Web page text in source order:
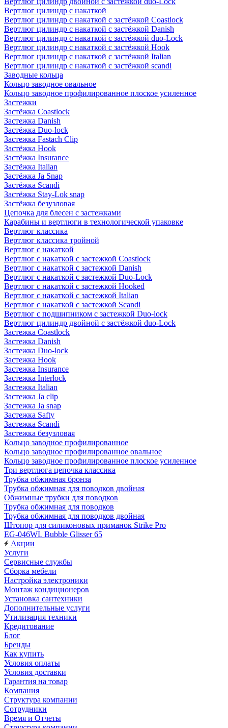
Вертлюг цилиндр с накаткой
Вертлюг цилиндр с накаткой с застёжкой Coastlock
Вертлюг цилиндр с накаткой с застёжкой Danish
Вертлюг цилиндр с накаткой с застёжкой duo-Lock
Вертлюг цилиндр с накаткой с застёжкой Hook
Вертлюг цилиндр с накаткой с застёжкой Italian
Вертлюг цилиндр с накаткой с застёжкой scandi
Заводные кольца
Кольцо заводное овальное
Кольцо заводное профилированное плоское усиленное
Застежки
Застёжка Coastlock
Застежка Danish
Застёжка Duo-lock
Застежка Fastach Clip
Застёжка Hook
Застёжка Insurance
Застёжка Italian
Застёжка Ja Snap
Застёжка Scandi
Застёжка Stay-Lok snap
Застёжка безузловая
Цепочка для блесен с застежками
Карабины и вертлюги в технологической упаковке
Вертлюг классика
Вертлюг классика тройной
Вертлюг с накаткой
Вертлюг с накаткой с застежкой Coastlock
Вертлюг с накаткой с застежкой Danish
Вертлюг с накаткой с застежкой Duo-Lock
Вертлюг с накаткой с застежкой Hooked
Вертлюг с накаткой с застежкой Italian
Вертлюг с накаткой с застежкой Scandi
Вертлюг с подшипником с застежкой Duo-lock
Вертлюг цилиндр двойной с застёжкой duo-Lock
Застежка Coastlock
Застежка Danish
Застежка Duo-lock
Застежка Hook
Застежка Insurance
Застежка Interlock
Застежка Italian
Застежка Ja clip
Застежка Ja snap
Застежка Safty
Застежка Scandi
Застежка безузловая
Кольцо заводное профилированное
Кольцо заводное профилированное овальное
Кольцо заводное профилированное плоское усиленное
Три вертлюга цепочка классика
Трубка обжимная бронза
Трубка обжимная для поводков двойная
Обжимные трубки для поводков
Трубка обжимная для поводков
Трубка обжимная для поводков двойная
Штопор для силиконовых приманок Strike Pro
EG-046WL Bubble Glisser 65
Акции
Услуги
Сервисные службы
Сборка мебели
Настройка электроники
Монтаж кондиционеров
Установка сантехники
Дополнительные услуги
Утилизация техники
Кредитование
Блог
Бренды
Как купить
Условия оплаты
Условия доставки
Гарантия на товар
Компания
Структура компании
Сотрудники
Время и Отчеты